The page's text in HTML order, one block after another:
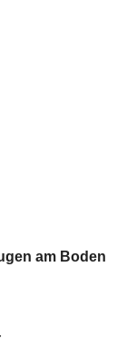
am Boden